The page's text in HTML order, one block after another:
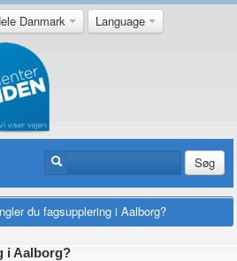
Danmark Language
Søg
du fagsupplering i Aalborg?
i Aalborg?